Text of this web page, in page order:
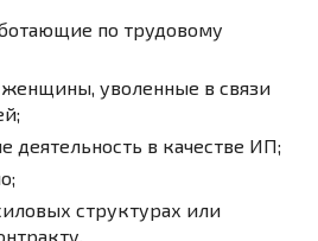
по трудовому
уволенные в связи
деятельность в качестве ИП;
структурах или